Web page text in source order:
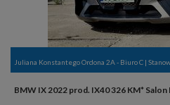
Juliana Konstantego Ordona 2A - Biuro C |
BMW IX 2022 prod. IX40 326 KM* Salon